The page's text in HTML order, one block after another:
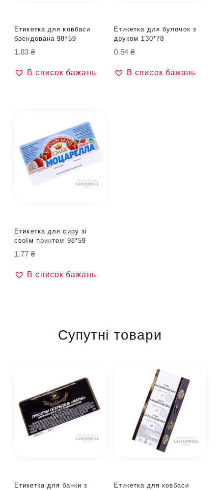
Етикетка для ковбаси
брендована 98*59
1.83₴
В список бажань
Етикетка для булочок з
друком 130*78
0.54 ₴
В список бажань
Етикетка для сиру зі
своїм принтом 98*59
1.77₴
В список бажань
Супутні товари
Етикетка для банки з
Етикетка для ковбаси